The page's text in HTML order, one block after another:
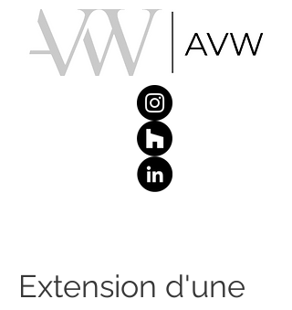
Extension d'une